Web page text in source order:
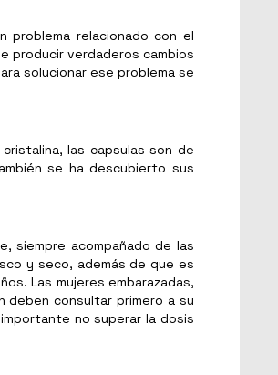
problema relacionado con el
producir verdaderos cambios
solucionar ese problema se
las capsulas son de
se ha descubierto sus
siempre acompañado de las
y seco, además de que es
Las mujeres embarazadas,
deben consultar primero a su
no superar la dosis